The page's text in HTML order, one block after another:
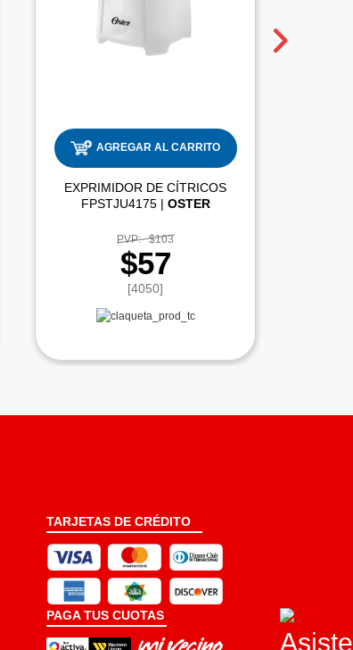
AGREGAR AL CARRITO
EXPRIMIDOR DE CÍTRICOS
FPSTJU4175 | OSTER
PVP: $103
$57
[4050]
TARJETAS DE CRÉDITO
PAGA TUS CUOTAS